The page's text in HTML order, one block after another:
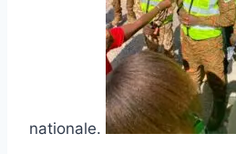
nationale.